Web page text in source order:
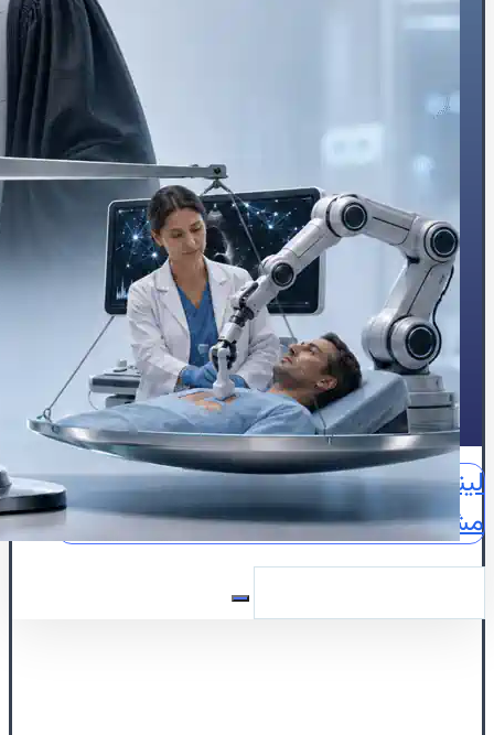
عارضه‌یابی
📝بلاگ
⏰نوبت‌دهی آنلاین
👩🏻‍⚕️درباره ما
🩺دکتر محبوبه شیخ
🏥درباره کلینیک
📕زندگینامه
🪪مدارک و مجوزهای حرفه‌ای
📃سوابق علمی و اجرایی
🥇افتخارات و تقدیرنامه‌ها
🌍English
📞تماس با ما
لینکدیناینستاگرامآپاراتواتساپواتساپ
مشاورهنقشهایمیل